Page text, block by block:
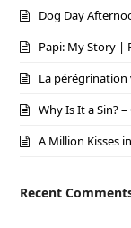
Dog Day
Papi: My Story |
La pérégrination
Why Is It a Sin?
A Million Kisses
Recent